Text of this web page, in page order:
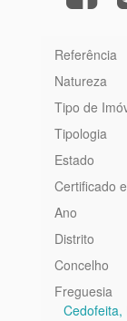
Referência
Natureza
Tipo de
Tipologia
Estado
Certificado
Ano
Distrito
Concelho
Freguesia
Cedofeita,